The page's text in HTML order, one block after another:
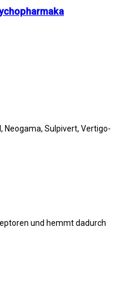
Neogama, Sulpivert, Vertigo-
und hemmt dadurch